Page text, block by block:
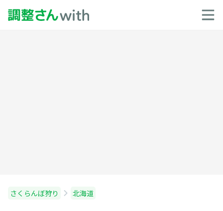
さくらんぼ狩り 北海道